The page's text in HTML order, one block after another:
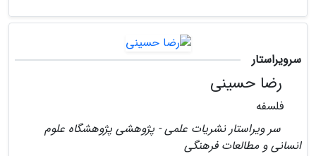
سرویراستار
رضا حسینی
فلسفه
سر ویراستار نشریات علمی - پژوهشی پژوهشگاه علوم
انسانی و مطالعات فرهنگی